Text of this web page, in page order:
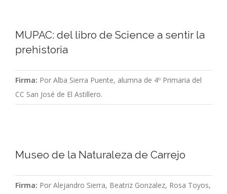
MUPAC: del libro de Science a sentir la
prehistoria
Firma: Por Alba Sierra Puente, alumna de 4º Primaria del
CC San José de El Astillero.
Museo de la Naturaleza de Carrejo
Firma: Por Alejandro Sierra, Beatriz Gonzalez, Rosa Toyos,